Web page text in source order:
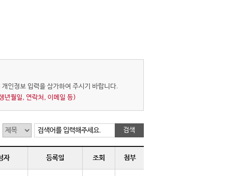
인정보 입력을 삼가하여 주시기 바랍니다.
년월일, 연락처, 이메일 등)
검색어를 입력해주세요.
자 등록일 조회 첨부